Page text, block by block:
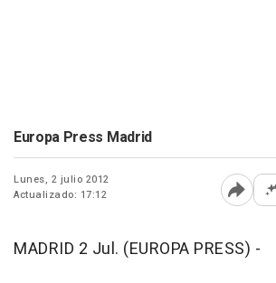
Europa Press Madrid
Lunes, 2 julio 2012
Actualizado: 17:12
Abrir
MADRID 2 Jul. (EUROPA PRESS) -